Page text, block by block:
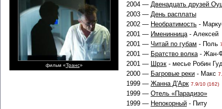
фильм «Транс»
2004 — Двенадцать друзей
2003 — День расплаты
2002 — Необратимость -
2001 — Именинница- Алексей
2001 — Читай по губам - Поль
2001 — Братство волка- Жан-
2001 — Шрэк - месье Робин
2000 — Багровые реки - Макс
1999 — Жанна Д'Арк 7.9/10 (162)
1999 — Отель «Парадизо»
1999 — Непокорный - Питу